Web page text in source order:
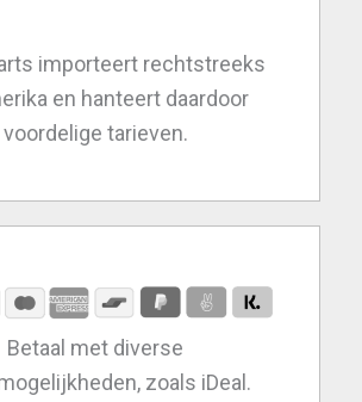
importeert rechtstreeks
en hanteert daardoor
voordelige tarieven.
Betaal met diverse
zoals iDeal.